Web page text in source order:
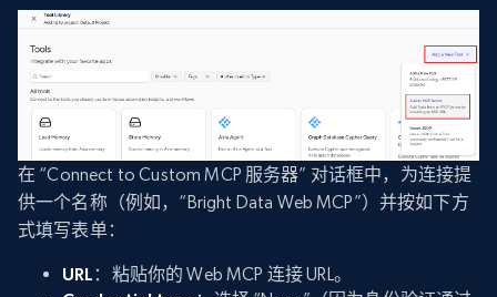
在 “Connect to Custom MCP 服务器” 对话框中，为连接提
供一个名称（例如，“Bright Data Web MCP”）并按如下方
式填写表单：
URL ：粘贴你的 Web MCP 连接 URL。